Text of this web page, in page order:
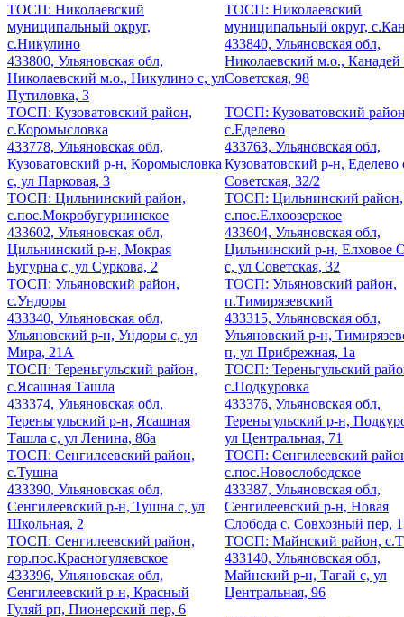
ТОСП: Николаевский
муниципальный округ,
с.Никулино
433800, Ульяновская обл,
Николаевский м.о., Никулино с, ул
Путиловка, 3
ТОСП: Николаевский
муниципальный округ,
433840, Ульяновская обл,
Николаевский м.о., Канадей
Советская, 98
ТОСП: Кузоватовский район,
с.Коромысловка
433778, Ульяновская обл,
Кузоватовский р-н, Коромысловка
с, ул Парковая, 3
ТОСП: Кузоватовский
с.Еделево
433763, Ульяновская обл,
Кузоватовский р-н, Еделево
Советская, 32/2
ТОСП: Цильнинский район,
с.пос.Мокробугурнинское
433602, Ульяновская обл,
Цильнинский р-н, Мокрая
Бугурна с, ул Суркова, 2
ТОСП: Цильнинский район,
с.пос.Елхоозерское
433604, Ульяновская обл,
Цильнинский р-н, Елховое
с, ул Советская, 32
ТОСП: Ульяновский район,
с.Ундоры
433340, Ульяновская обл,
Ульяновский р-н, Ундоры с, ул
Мира, 21А
ТОСП: Ульяновский район,
п.Тимирязевский
433315, Ульяновская обл,
Ульяновский р-н,
п, ул Прибрежная, 1а
ТОСП: Тереньгульский район,
с.Ясашная Ташла
433374, Ульяновская обл,
Тереньгульский р-н, Ясашная
Ташла с, ул Ленина, 86а
ТОСП: Тереньгульский
с.Подкуровка
433376, Ульяновская обл,
Тереньгульский р-н,
ул Центральная, 71
ТОСП: Сенгилеевский район,
с.Тушна
433390, Ульяновская обл,
Сенгилеевский р-н, Тушна с, ул
Школьная, 2
ТОСП: Сенгилеевский
с.пос.Новослободское
433387, Ульяновская обл,
Сенгилеевский р-н, Новая
Слобода с, Совхозный пер,
ТОСП: Сенгилеевский район,
гор.пос.Красногуляевское
433396, Ульяновская обл,
Сенгилеевский р-н, Красный
Гуляй рп, Пионерский пер, 6
ТОСП: Майнский район,
433140, Ульяновская обл,
Майнский р-н, Тагай с, ул
Центральная, 96